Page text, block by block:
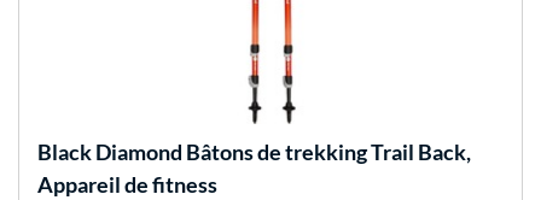
Black Diamond Bâtons de trekking Trail Back,
Appareil de fitness